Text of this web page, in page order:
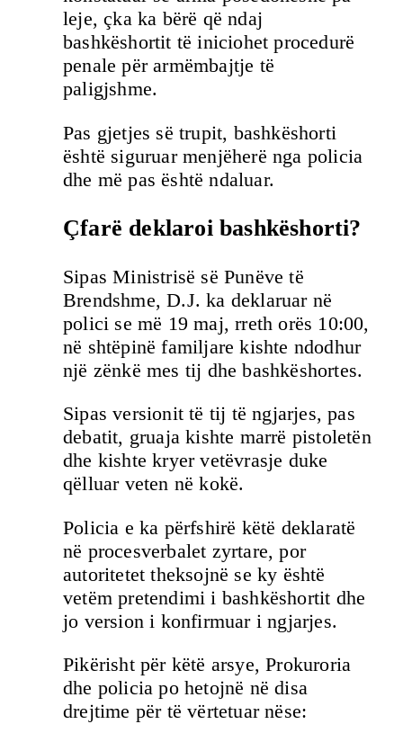
leje, çka ka bërë që ndaj
bashkëshortit të iniciohet procedurë
penale për armëmbajtje të
paligjshme.
Pas gjetjes së trupit, bashkëshorti
është siguruar menjëherë nga policia
dhe më pas është ndaluar.
Çfarë deklaroi bashkëshorti?
Sipas Ministrisë së Punëve të
Brendshme, D.J. ka deklaruar në
polici se më 19 maj, rreth orës 10:00,
në shtëpinë familjare kishte ndodhur
një zënkë mes tij dhe bashkëshortes.
Sipas versionit të tij të ngjarjes, pas
debatit, gruaja kishte marrë pistoletën
dhe kishte kryer vetëvrasje duke
qëlluar veten në kokë.
Policia e ka përfshirë këtë deklaratë
në procesverbalet zyrtare, por
autoritetet theksojnë se ky është
vetëm pretendimi i bashkëshortit dhe
jo version i konfirmuar i ngjarjes.
Pikërisht për këtë arsye, Prokuroria
dhe policia po hetojnë në disa
drejtime për të vërtetuar nëse: